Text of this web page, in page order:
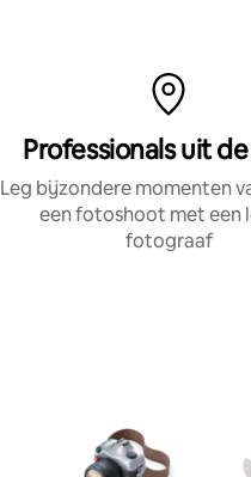
Professionals uit
Leg bijzondere momenten
een fotoshoot met een
fotograaf